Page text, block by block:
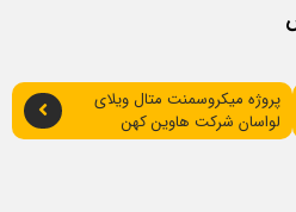
پروژه میکروسمنت متال ویلای
لواسان شرکت هاوین کهن